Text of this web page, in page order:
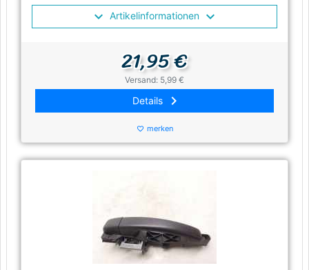
Artikelinformationen
21,95 €
Versand: 5,99 €
Details keyboard_arrow_right
favorite_border merken